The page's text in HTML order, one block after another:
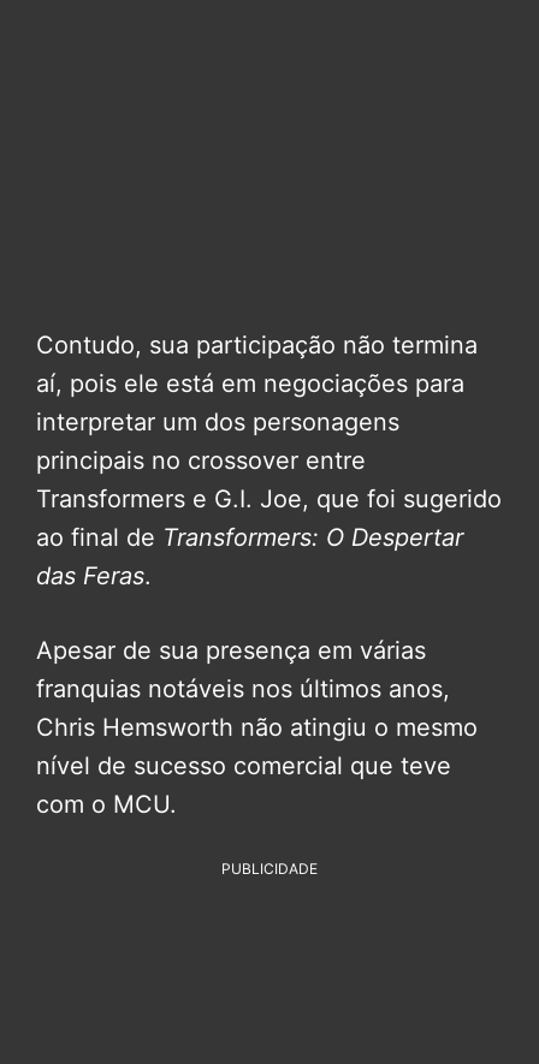
Contudo, sua participação não termina
aí, pois ele está em negociações para
interpretar um dos personagens
principais no crossover entre
Transformers e G.I. Joe, que foi sugerido
ao final de Transformers: O Despertar
das Feras.
Apesar de sua presença em várias
franquias notáveis nos últimos anos,
Chris Hemsworth não atingiu o mesmo
nível de sucesso comercial que teve
com o MCU.
PUBLICIDADE